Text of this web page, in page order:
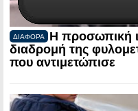
ΔΙΑΦΟΡΑ
Η προσωπική
διαδρομή της
που αντιμετώπισε